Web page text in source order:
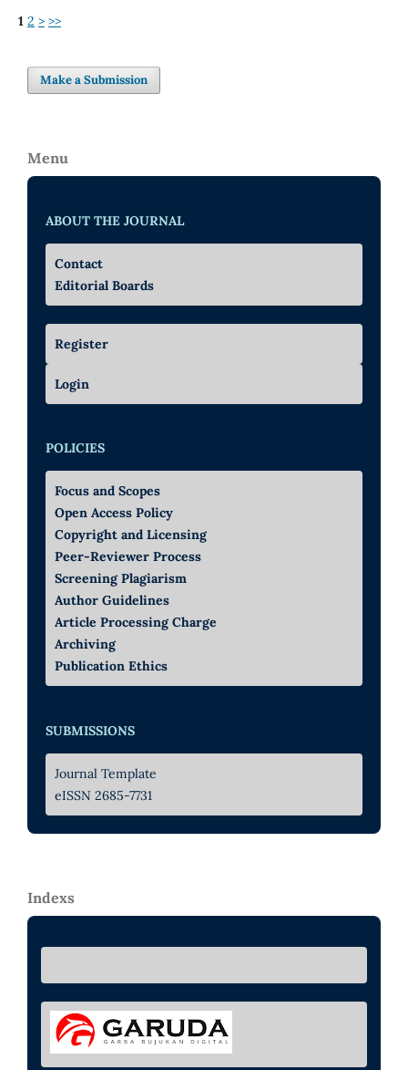
1 2 > >>
Make a Submission
Menu
ABOUT THE JOURNAL
Contact
Editorial Boards
Register
Login
POLICIES
Focus and Scopes
Open Access Policy
Copyright and Licensing
Peer-Reviewer Process
Screening Plagiarism
Author Guidelines
Article Processing Charge
Archiving
Publication Ethics
SUBMISSIONS
Journal Template
eISSN 2685-7731
Indexs